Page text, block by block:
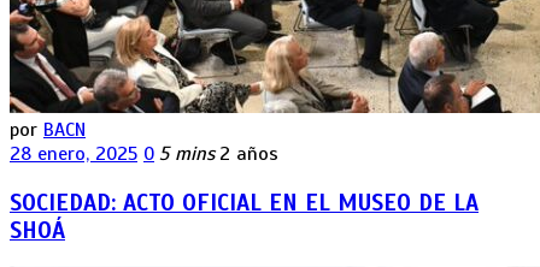
por BACN
28 enero, 2025 0 5 mins 2 años
SOCIEDAD: ACTO OFICIAL EN EL MUSEO DE LA
SHOÁ